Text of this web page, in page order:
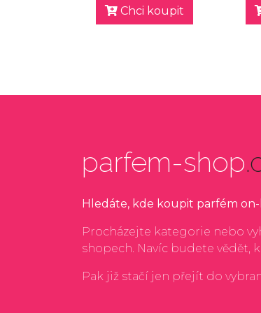
Chci koupit
parfem-shop
Hledáte, kde koupit parfém
Procházejte kategorie nebo
shopech. Navíc budete vědět,
Pak již stačí jen přejít do